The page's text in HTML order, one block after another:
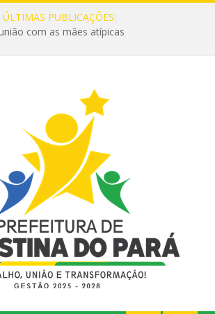
ÚLTIMAS PUBLICAÇÕES:
com as mães atípicas